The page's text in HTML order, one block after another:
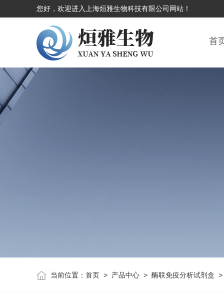
您好，欢迎进入上海烜雅生物科技有限公司网站！
首
当前位置： 首页> 产品中心> 酶联免疫分析试剂盒